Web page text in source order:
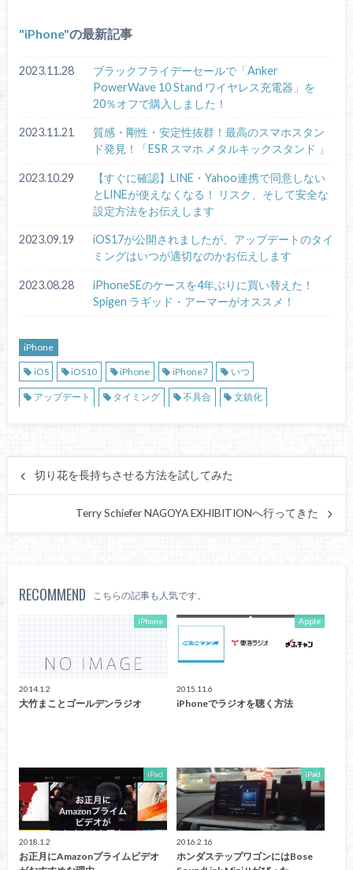
iPhone の最新記事
2023.11.28
ブラックフライデーセールで「Anker
PowerWave 10 Stand ワイヤレス充電器」を
20％オフで購入しました！
2023.11.21
質感・剛性・安定性抜群！最高のスマホスタン
ド発見！「ESR スマホ メタルキックスタンド 」
2023.10.29
【すぐに確認】LINE・Yahoo連携で同意しない
とLINEが使えなくなる！ リスク、そして安全な
設定方法をお伝えします
2023.09.19
iOS17が公開されましたが、アップデートのタイ
ミングはいつが適切なのかお伝えします
2023.08.28
iPhoneSEのケースを4年ぶりに買い替えた！
Spigen ラギッド・アーマーがオススメ！
iPhone
iOS
iOS10 iPhone iPhone7 いつ
アップデート タイミング 不具合 文鎮化
切り花を長持ちさせる方法を試してみた
Terry Schiefer NAGOYA EXHIBITIONへ行ってきた
RECOMMEND こちらの記事も人気です。
iPhone
2014.1.2
大竹まことゴールデンラジオ
Apple
2015.11.6
iPhoneでラジオを聴く方法
iPad
2018.1.2
お正月にAmazonプライムビデオ
iPad
2016.2.16
ホンダステップワゴンにはBose